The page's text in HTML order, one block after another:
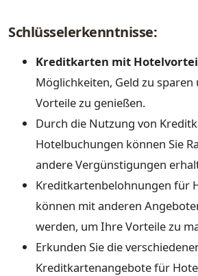
Schlüsselerkenntnisse:
Kreditkarten mit
Möglichkeiten, Geld zu sparen
Vorteile zu genießen.
Durch die Nutzung von
Hotelbuchungen können Sie
andere Vergünstigungen
Kreditkartenbelohnungen für
können mit anderen
werden, um Ihre Vorteile zu
Erkunden Sie die
Kreditkartenangebote für